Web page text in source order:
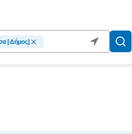
[Δήμος]